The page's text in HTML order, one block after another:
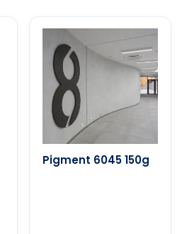
Pigment 6045 150g